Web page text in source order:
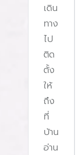
เดิน
ทาง
ไป
ติด
ตั้ง
ให้
ถึง
ที่
บ้าน
อ่าน